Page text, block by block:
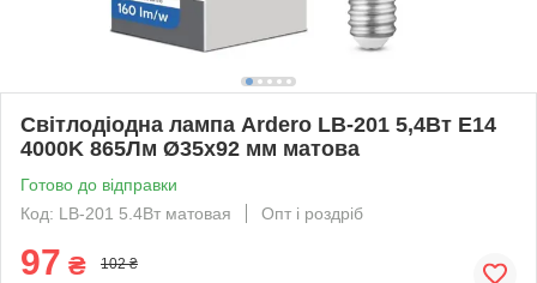
Світлодіодна лампа Ardero LB-201 5,4Вт E14
4000K 865Лм Ø35x92 мм матова
Готово до відправки
Код: LB-201 5.4Вт матовая
Опт і роздріб
97 ₴ 102 ₴